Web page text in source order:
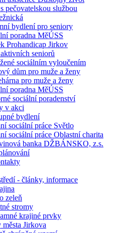
pečovatelskou službou
bydlení pro seniory
poradna MěÚSS
Prohandicap Jirkov
seniorů
sociálním vyloučením
dům pro muže a ženy
pro muže a ženy
poradna MěÚSS
sociální poradenství
v akci
bydlení
sociální práce Světlo
sociální práce Oblastní charita
banka DŽBÁNSKO, z.s.
- články, informace
zeleň
stromy
krajiné prvky
města Jirkova